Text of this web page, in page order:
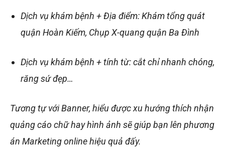
Dịch vụ khám bệnh + Địa điểm: Khám tổng quát
quận Hoàn Kiếm, Chụp X-quang quận Ba Đình
Dịch vụ khám bệnh + tính từ: cắt chỉ nhanh chóng,
răng sứ đẹp…
Tương tự với Banner, hiểu được xu hướng thích nhận
quảng cáo chữ hay hình ảnh sẽ giúp bạn lên phương
án Marketing online hiệu quả đấy.